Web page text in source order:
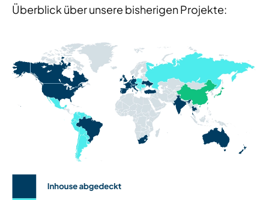
Überblick über unsere bisherigen Projekte: